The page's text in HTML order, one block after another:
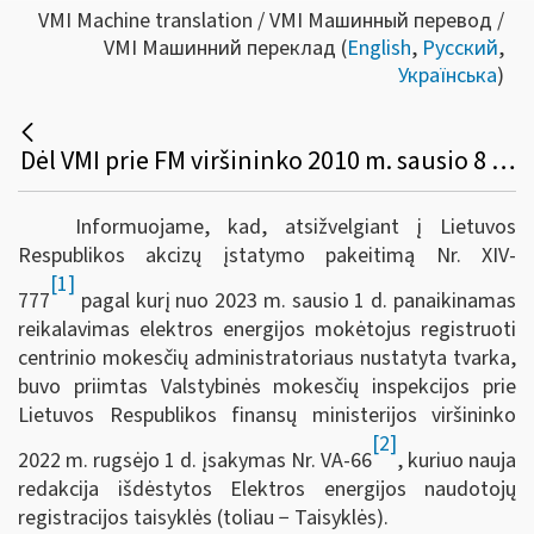
VMI Machine translation / VMI Машинный перевод /
VMI Машинний переклад (English, Русский,
Українська)
Dėl VMI prie FM viršininko 2010 m. sausio 8 d. įsakymo Nr. VA-6 pakeitimo
Informuojame, kad, atsižvelgiant į Lietuvos
Respublikos akcizų įstatymo pakeitimą Nr.
XIV-
777
[1]
pagal kurį nuo 2023 m. sausio 1 d. panaikinamas
reikalavimas elektros energijos mokėtojus registruoti
centrinio mokesčių administratoriaus nustatyta tvarka,
buvo priimtas Valstybinės mokesčių inspekcijos prie
Lietuvos Respublikos finansų ministerijos viršininko
2022 m. rugsėjo 1 d. įsakymas Nr. VA-66
[2]
, kuriuo nauja
redakcija išdėstytos Elektros energijos naudotojų
registracijos taisyklės (toliau − Taisyklės).